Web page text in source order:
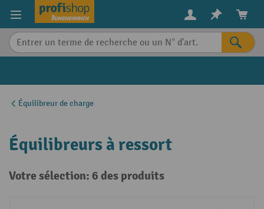
content
Équilibreur de charge
Équilibreurs à ressort
Votre sélection: 6 des produits